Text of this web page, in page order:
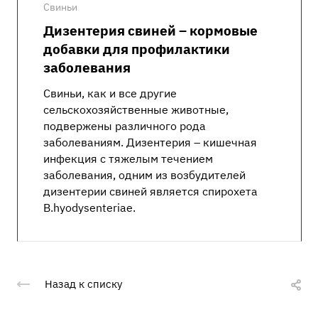
Свиньи
Дизентерия свиней – кормовые
добавки для профилактики
заболевания
Свиньи, как и все другие
сельскохозяйственные животные,
подвержены различного рода
заболеваниям. Дизентерия – кишечная
инфекция с тяжелым течением
заболевания, одним из возбудителей
дизентерии свиней является спирохета
B.hyodysenteriae.
Назад к списку